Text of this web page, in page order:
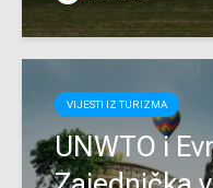
VIJESTI IZ TURIZMA
UNWTO i